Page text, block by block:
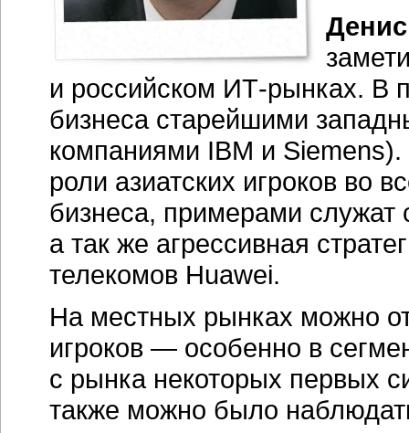
и российском ИТ-рынках. В
бизнеса старейшими
компаниями IBM и
роли азиатских игроков во
бизнеса, примерами служат
а так же агрессивная
телекомов Huawei.
На местных рынках можно
игроков — особенно в
с рынка некоторых первых
также можно было